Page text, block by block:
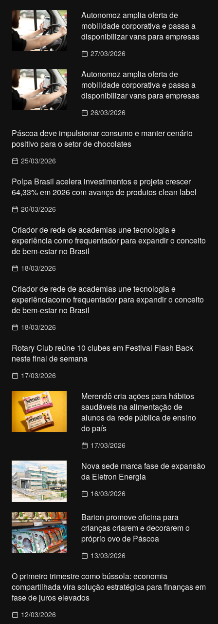
Autonomoz amplia oferta de
mobilidade corporativa e passa a
disponibilizar vans para empresas
27/03/2026
Autonomoz amplia oferta de
mobilidade corporativa e passa a
disponibilizar vans para empresas
26/03/2026
Páscoa deve impulsionar consumo e manter cenário
positivo para o setor de chocolates
25/03/2026
Polpa Brasil acelera investimentos e projeta crescer
64,33% em 2026 com avanço de produtos clean label
20/03/2026
Criador de rede de academias une tecnologia e
experiência como frequentador para expandir o conceito
de bem-estar no Brasil
18/03/2026
Criador de rede de academias une tecnologia e
experiênciacomo frequentador para expandir o conceito
de bem-estar no Brasil
18/03/2026
Rotary Club reúne 10 clubes em Festival Flash Back
neste final de semana
17/03/2026
Merendô cria ações para hábitos
saudáveis na alimentação de
alunos da rede pública de ensino
do país
17/03/2026
Nova sede marca fase de expansão
da Eletron Energia
16/03/2026
Barion promove oficina para
crianças criarem e decorarem o
próprio ovo de Páscoa
13/03/2026
O primeiro trimestre como bússola: economia
compartilhada vira solução estratégica para finanças em
fase de juros elevados
12/03/2026